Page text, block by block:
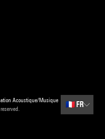
Acoustique/Musique
🇫🇷 FR